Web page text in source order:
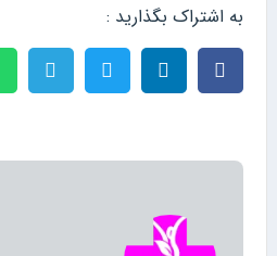
به اشتراک بگذارید :